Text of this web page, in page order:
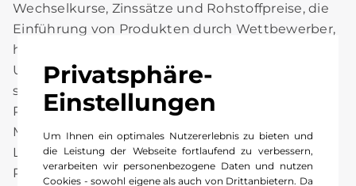
Privatsphäre-
Einstellungen
Um Ihnen ein optimales Nutzererlebnis zu bieten und
die Leistung der Webseite fortlaufend zu verbessern,
verarbeiten wir personenbezogene Daten und nutzen
Cookies - sowohl eigene als auch von Drittanbietern. Da
Wechselkurse, Zinssätze und Rohstoffpreise, die
Einführung von Produkten durch Wettbewerber,
höhere Verkaufsanreize, die erfolgreiche
Umsetzung des neuen Geschäftsmodells für
smart, Lieferungsunterbrechungen bei
Produktionsmaterialen, die auf
Materialengpässen, Streiks der Belegschaft oder
Lieferanteninsolvenzen beruhen, sowie ein
Rückgang der Wiederverkaufspreise von